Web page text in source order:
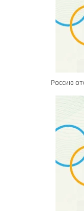
Россию